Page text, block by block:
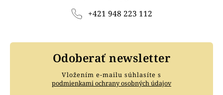
+421 948 223 112
Odoberať newsletter
Vložením e-mailu súhlasíte s
podmienkami ochrany osobných údajov